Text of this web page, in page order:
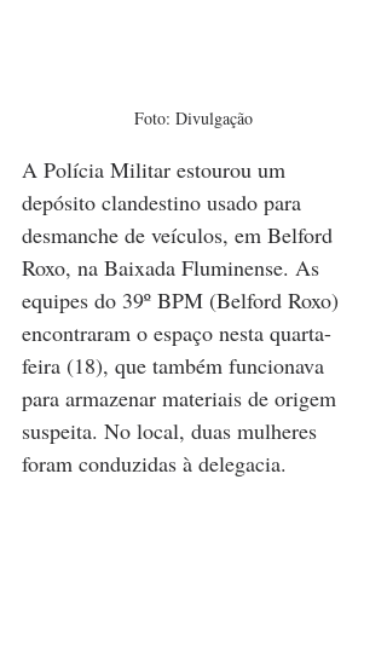
Foto: Divulgação
A Polícia Militar estourou um
depósito clandestino usado para
desmanche de veículos, em Belford
Roxo, na Baixada Fluminense. As
equipes do 39º BPM (Belford Roxo)
encontraram o espaço nesta quarta-
feira (18), que também funcionava
para armazenar materiais de origem
suspeita. No local, duas mulheres
foram conduzidas à delegacia.